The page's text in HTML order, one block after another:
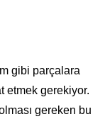
gibi parçalara
etmek gerekiyor.
gereken bu